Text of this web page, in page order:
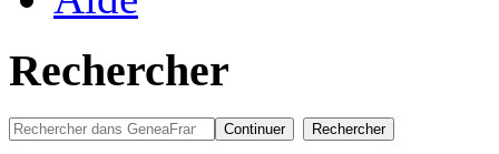
Rechercher